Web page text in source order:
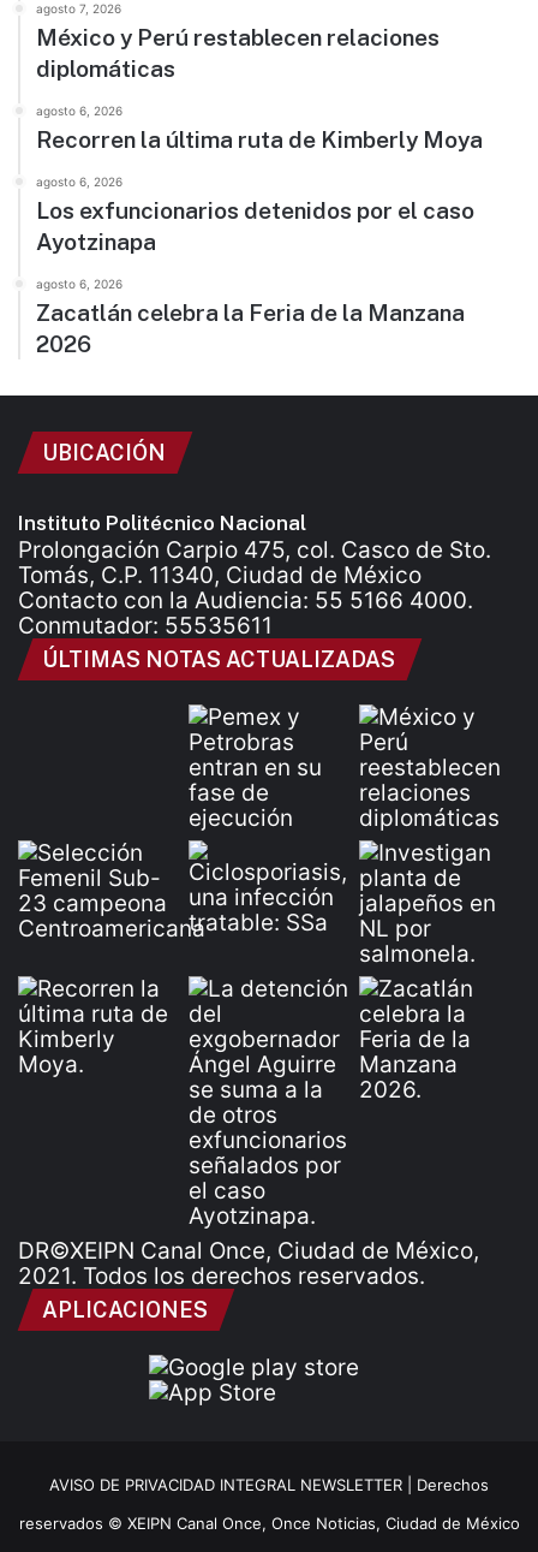
agosto 7, 2026
México y Perú restablecen relaciones
diplomáticas
agosto 6, 2026
Recorren la última ruta de Kimberly Moya
agosto 6, 2026
Los exfuncionarios detenidos por el caso
Ayotzinapa
agosto 6, 2026
Zacatlán celebra la Feria de la Manzana
2026
UBICACIÓN
Instituto Politécnico Nacional
Prolongación Carpio 475, col. Casco de Sto.
Tomás, C.P. 11340, Ciudad de México
Contacto con la Audiencia: 55 5166 4000.
Conmutador: 55535611
ÚLTIMAS NOTAS ACTUALIZADAS
DR©XEIPN Canal Once, Ciudad de México,
2021. Todos los derechos reservados.
APLICACIONES
AVISO DE PRIVACIDAD INTEGRAL NEWSLETTER | Derechos
reservados © XEIPN Canal Once, Once Noticias, Ciudad de México